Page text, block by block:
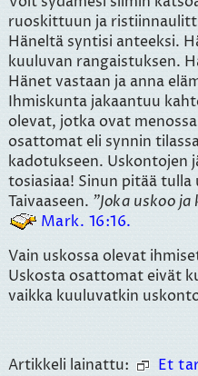
ruoskittuun ja
Häneltä syntisi anteeksi.
kuuluvan rangaistuksen.
Hänet vastaan ja anna
Ihmiskunta jakaantuu
olevat, jotka ovat
osattomat eli synnin
kadotukseen. Uskontojen
tosiasiaa! Sinun pitää
Taivaaseen.
Joka uskoo
Mark. 16:16.
Vain uskossa olevat
Uskosta osattomat eivät
vaikka kuuluvatkin
Artikkeli lainattu:
Et